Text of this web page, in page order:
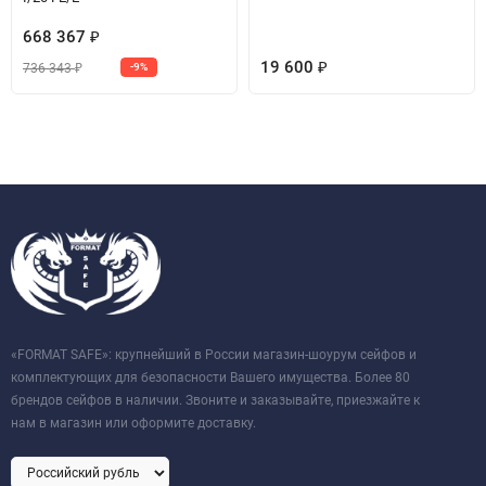
668 367 ₽
736 343₽ -9% 19 600 ₽
«FORMAT SAFE»: крупнейший в России магазин-шоурум сейфов и
комплектующих для безопасности Вашего имущества. Более 80
брендов сейфов в наличии. Звоните и заказывайте, приезжайте к
нам в магазин или оформите доставку.